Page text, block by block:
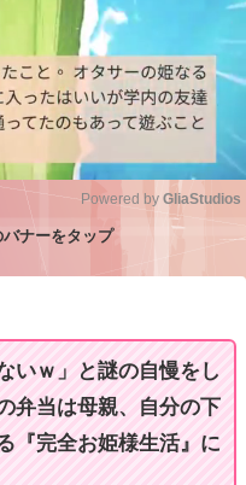
Powered by GliaStudios
ナーをタップ
いｗ」と謎の自慢をし
弁当は母親、自分の下
『完全お姫様生活』に